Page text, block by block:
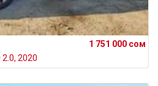
1 751 000 сом
2.0, 2020